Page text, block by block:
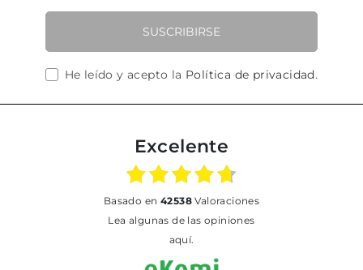
SUSCRIBIRSE
He leído y acepto la Política de privacidad.
Excelente
basado en 42538Valoraciones
Lea algunas de las opiniones
aquí.